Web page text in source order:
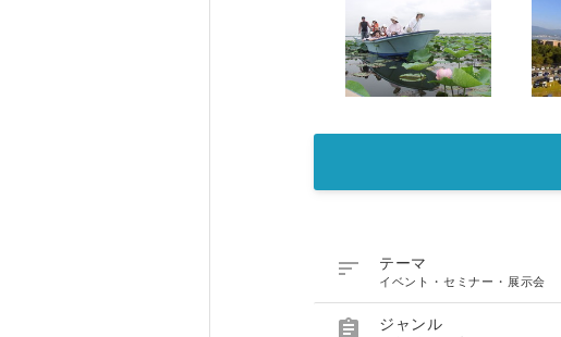
 テーマ
イベント・セミナー・展示会
 ジャンル